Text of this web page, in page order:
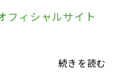
ト・タウン ＊日本
フィシャルサイト
続きを読む